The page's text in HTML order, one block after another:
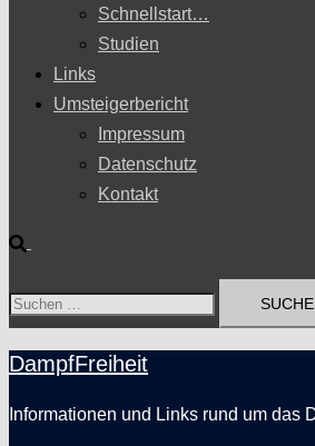
Schnellstart…
Studien
Links
Umsteigerbericht
Impressum
Datenschutz
Kontakt
Suche
Suchen
DampfFreiheit
Informationen und Links rund um das